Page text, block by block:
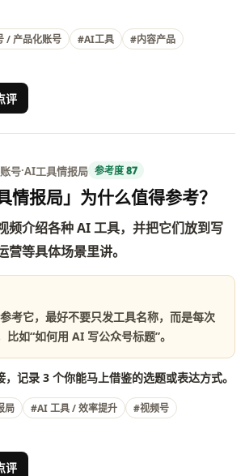
/ 产品化账号 #AI工具
#内容产品
评
号·AI工具情报局 参考度 87
情报局」为什么值得参考？
频介绍各种 AI 工具，并把它们放到写
等具体场景里讲。
考它，最好不要只发工具名称，而是每次
如“如何用 AI 写公众号标题”。
记录 3 个你能马上借鉴的选题或表达方式。
局 #AI 工具 / 效率提升
#视频号
评